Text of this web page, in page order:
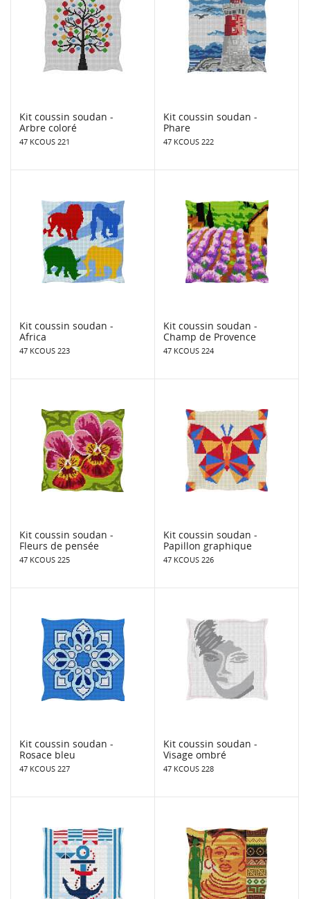
Kit coussin soudan -
Arbre coloré
47 KCOUS 221
Kit coussin soudan -
Phare
47 KCOUS 222
Kit coussin soudan -
Africa
47 KCOUS 223
Kit coussin soudan -
Champ de Provence
47 KCOUS 224
Kit coussin soudan -
Fleurs de pensée
47 KCOUS 225
Kit coussin soudan -
Papillon graphique
47 KCOUS 226
Kit coussin soudan -
Rosace bleu
47 KCOUS 227
Kit coussin soudan -
Visage ombré
47 KCOUS 228